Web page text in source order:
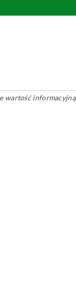
wartość informacyjną